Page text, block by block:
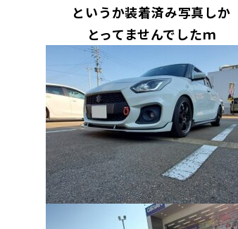
というか装着済み写真しか
とってませんでしたｍ